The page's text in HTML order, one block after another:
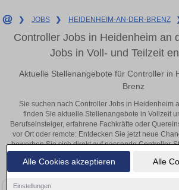
Alle Cookies akzeptieren Alle
Einstellungen
❯ JOBS ❯ HEIDENHEIM-AN-DER-BRENZ
Controller Jobs in Heidenheim an
Jobs in Voll- und Teilzeit
Aktuelle Stellenangebote für Controller in
Brenz
Sie suchen nach Controller Jobs in Heidenheim
finden Sie aktuelle Stellenangebote in Vollzeit
Berufseinsteiger, erfahrene Fachkräfte oder
vor Ort oder remote: Entdecken Sie jetzt neue
bewerben Sie sich direkt auf passende Controller-
der Brenz!